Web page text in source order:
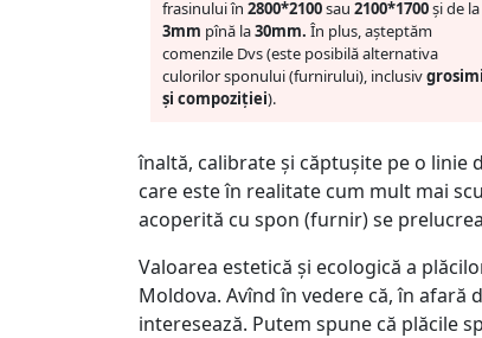
frasinului în 2800*2100sau 2100*1700și de la
3mm pînă la30mm. În plus, așteptăm
comenzile Dvs (este posibilă alternativa
culorilor sponului (furnirului), inclusiv
și compoziției).
înaltă, calibrate și căptușite pe o
care este în realitate cum mult mai
acoperită cu spon (furnir) se
Valoarea estetică și ecologică a
Moldova. Avînd în vedere că, în
interesează. Putem spune că plăcile